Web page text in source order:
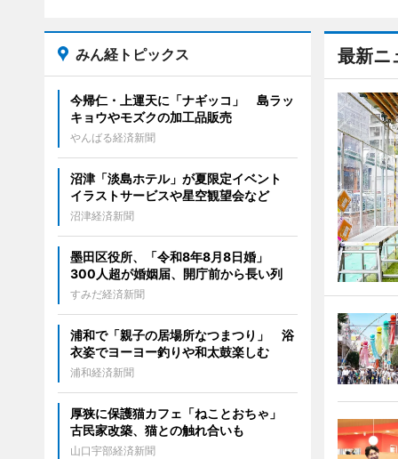
最新ニ
みん経トピックス
今帰仁・上運天に「ナギッコ」 島ラッ
キョウやモズクの加工品販売
やんばる経済新聞
沼津「淡島ホテル」が夏限定イベント
イラストサービスや星空観望会など
沼津経済新聞
墨田区役所、「令和8年8月8日婚」
300人超が婚姻届、開庁前から長い列
すみだ経済新聞
浦和で「親子の居場所なつまつり」 浴
衣姿でヨーヨー釣りや和太鼓楽しむ
浦和経済新聞
厚狭に保護猫カフェ「ねことおちゃ」
古民家改築、猫との触れ合いも
山口宇部経済新聞